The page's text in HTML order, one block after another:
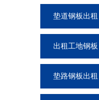
垫道钢板出租
出租工地钢板
垫路钢板出租